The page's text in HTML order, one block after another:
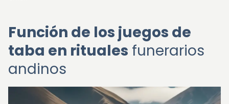
Función de los juegos de
taba en rituales funerarios
andinos